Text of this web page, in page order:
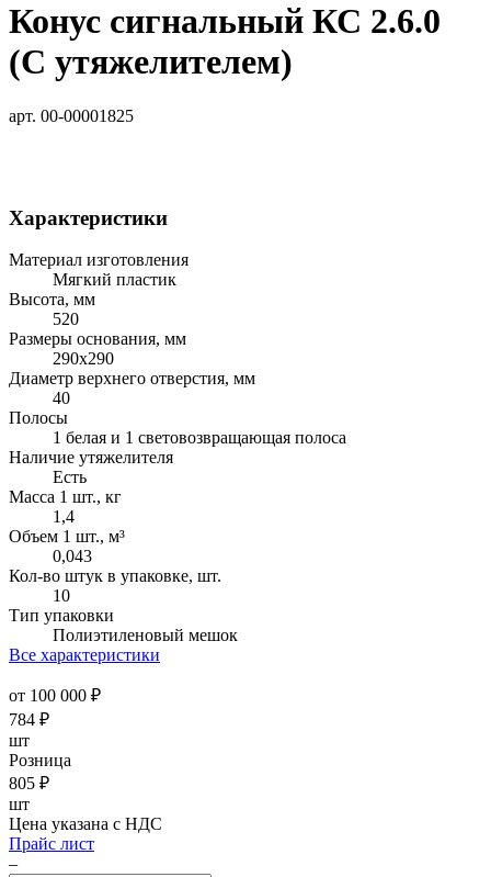
Конус сигнальный КС 2.6.0
(С утяжелителем)
арт. 00-00001825
Характеристики
Материал изготовления
Мягкий пластик
Высота, мм
520
Размеры основания, мм
290х290
Диаметр верхнего отверстия, мм
40
Полосы
1 белая и 1 световозвращающая полоса
Наличие утяжелителя
Есть
Масса 1 шт., кг
1,4
Объем 1 шт., м³
0,043
Кол-во штук в упаковке, шт.
10
Тип упаковки
Полиэтиленовый мешок
Все характеристики
от 100 000 ₽
784 ₽
шт
Розница
805 ₽
шт
Цена указана с НДС
Прайс лист
–